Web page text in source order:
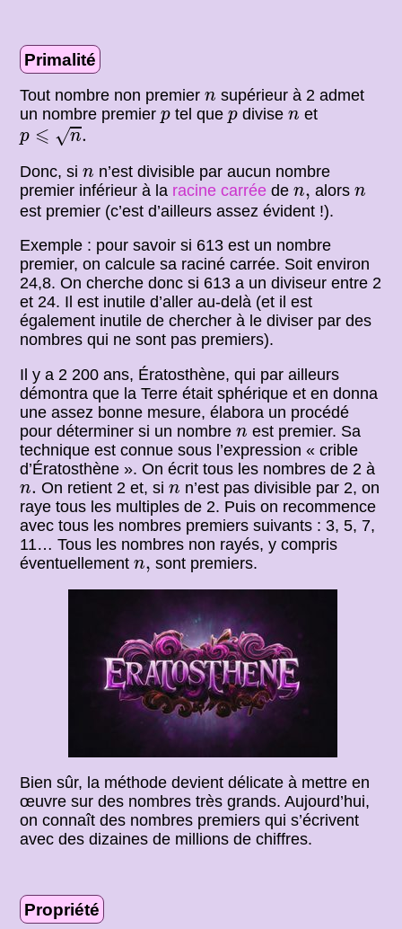
Primalité
Tout nombre non premiern
n supérieur à 2 admet
un nombre premierp
p tel quep
pdivisen
n et
p ⩽ √n.
p⩽n.
Donc, sin
n n’est divisible par aucun nombre
premier inférieur à la racine carrée den,
n alorsn
n
est premier (c’est d’ailleurs assez évident !).
Exemple : pour savoir si 613 est un nombre
premier, on calcule sa raciné carrée. Soit environ
24,8. On cherche donc si 613 a un diviseur entre 2
et 24. Il est inutile d’aller au-delà (et il est
également inutile de chercher à le diviser par des
nombres qui ne sont pas premiers).
Il y a 2 200 ans, Ératosthène, qui par ailleurs
démontra que la Terre était sphérique et en donna
une assez bonne mesure, élabora un procédé
pour déterminer si un nombren
n est premier. Sa
technique est connue sous l’expression « crible
d’Ératosthène ». On écrit tous les nombres de 2 à
n.
n On retient 2 et, sin
n n’est pas divisible par 2, on
raye tous les multiples de 2. Puis on recommence
avec tous les nombres premiers suivants : 3, 5, 7,
11… Tous les nombres non rayés, y compris
éventuellementn,
n sont premiers.
Bien sûr, la méthode devient délicate à mettre en
œuvre sur des nombres très grands. Aujourd’hui,
on connaît des nombres premiers qui s’écrivent
avec des dizaines de millions de chiffres.
Propriété